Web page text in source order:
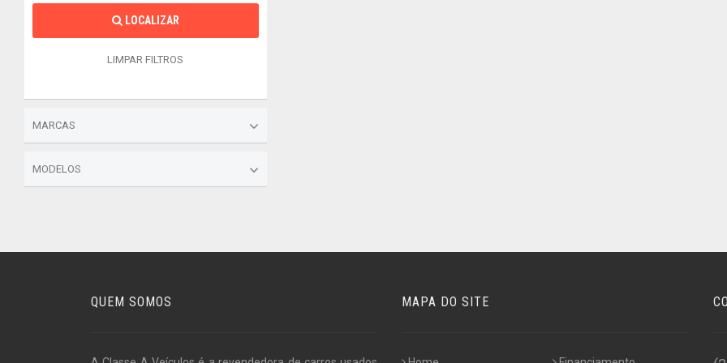
LOCALIZAR
LIMPAR FILTROS
MARCAS
MODELOS
QUEM SOMOS MAPA DO SITE